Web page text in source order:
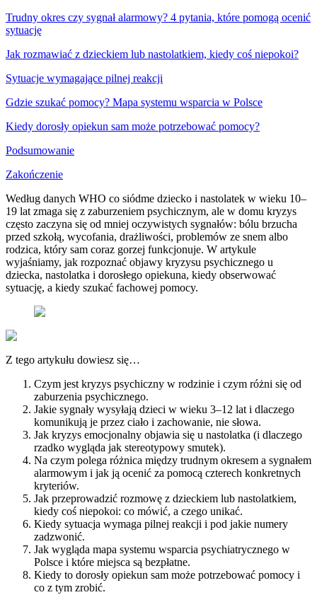
Trudny okres czy sygnał alarmowy? 4 pytania, które pomogą ocenić
sytuację
Jak rozmawiać z dzieckiem lub nastolatkiem, kiedy coś niepokoi?
Sytuacje wymagające pilnej reakcji
Gdzie szukać pomocy? Mapa systemu wsparcia w Polsce
Kiedy dorosły opiekun sam może potrzebować pomocy?
Podsumowanie
Zakończenie
Według danych WHO co siódme dziecko i nastolatek w wieku 10–
19 lat zmaga się z zaburzeniem psychicznym, ale w domu kryzys
często zaczyna się od mniej oczywistych sygnałów: bólu brzucha
przed szkołą, wycofania, drażliwości, problemów ze snem albo
rodzica, który sam coraz gorzej funkcjonuje. W artykule
wyjaśniamy, jak rozpoznać objawy kryzysu psychicznego u
dziecka, nastolatka i dorosłego opiekuna, kiedy obserwować
sytuację, a kiedy szukać fachowej pomocy.
Z tego artykułu dowiesz się…
Czym jest kryzys psychiczny w rodzinie i czym różni się od
zaburzenia psychicznego.
Jakie sygnały wysyłają dzieci w wieku 3–12 lat i dlaczego
komunikują je przez ciało i zachowanie, nie słowa.
Jak kryzys emocjonalny objawia się u nastolatka (i dlaczego
rzadko wygląda jak stereotypowy smutek).
Na czym polega różnica między trudnym okresem a sygnałem
alarmowym i jak ją ocenić za pomocą czterech konkretnych
kryteriów.
Jak przeprowadzić rozmowę z dzieckiem lub nastolatkiem,
kiedy coś niepokoi: co mówić, a czego unikać.
Kiedy sytuacja wymaga pilnej reakcji i pod jakie numery
zadzwonić.
Jak wygląda mapa systemu wsparcia psychiatrycznego w
Polsce i które miejsca są bezpłatne.
Kiedy to dorosły opiekun sam może potrzebować pomocy i
co z tym zrobić.